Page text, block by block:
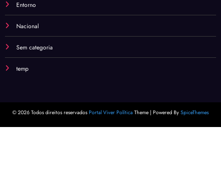
Entorno
Nacional
Sem categoria
temp
© 2026 Todos direitos reservados Portal Viver Política Theme | Powered By SpiceThemes